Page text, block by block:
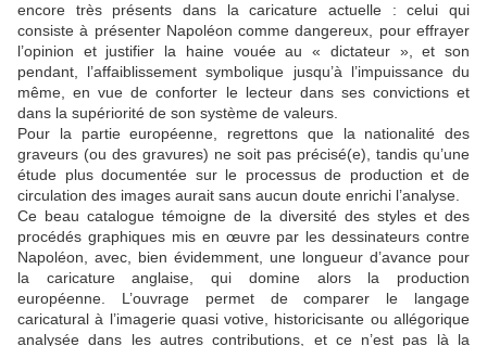
encore très présents dans la caricature actuelle : celui qui
consiste à présenter Napoléon comme dangereux, pour effrayer
l’opinion et justifier la haine vouée au « dictateur », et son
pendant, l’affaiblissement symbolique jusqu’à l’impuissance du
même, en vue de conforter le lecteur dans ses convictions et
dans la supériorité de son système de valeurs.
Pour la partie européenne, regrettons que la nationalité des
graveurs (ou des gravures) ne soit pas précisé(e), tandis qu’une
étude plus documentée sur le processus de production et de
circulation des images aurait sans aucun doute enrichi l’analyse.
Ce beau catalogue témoigne de la diversité des styles et des
procédés graphiques mis en œuvre par les dessinateurs contre
Napoléon, avec, bien évidemment, une longueur d’avance pour
la caricature anglaise, qui domine alors la production
européenne. L’ouvrage permet de comparer le langage
caricatural à l’imagerie quasi votive, historicisante ou allégorique
analysée dans les autres contributions, et ce n’est pas là la